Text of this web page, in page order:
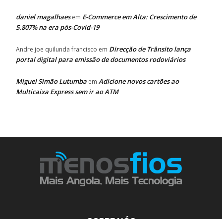
daniel magalhaesem E-Commerce em Alta: Crescimento de
5.807% na era pós-Covid-19
Andre joe quilunda francisco em Direcção de Trânsito lança
portal digital para emissão de documentos rodoviários
Miguel Simão Lutumba em Adicione novos cartões ao
Multicaixa Express sem ir ao ATM